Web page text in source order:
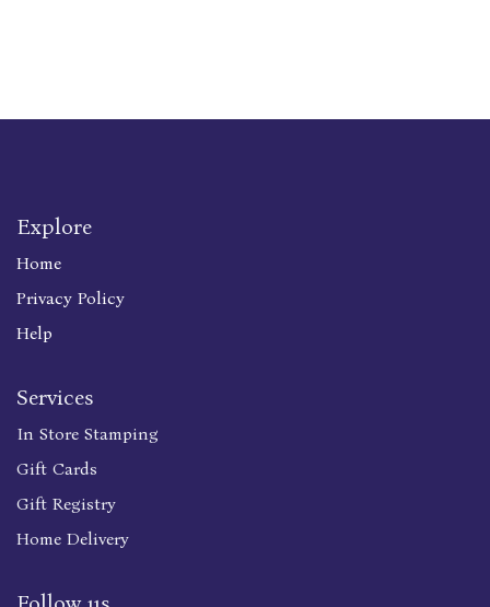
Explore
Home
Privacy Policy
Help
Services
In Store Stamping
Gift Cards
Gift Registry
Home Delivery